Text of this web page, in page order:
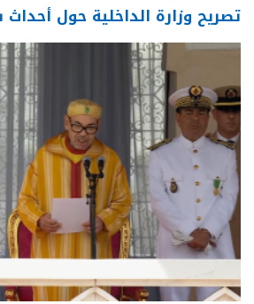
تصريح وزارة الداخلية حول